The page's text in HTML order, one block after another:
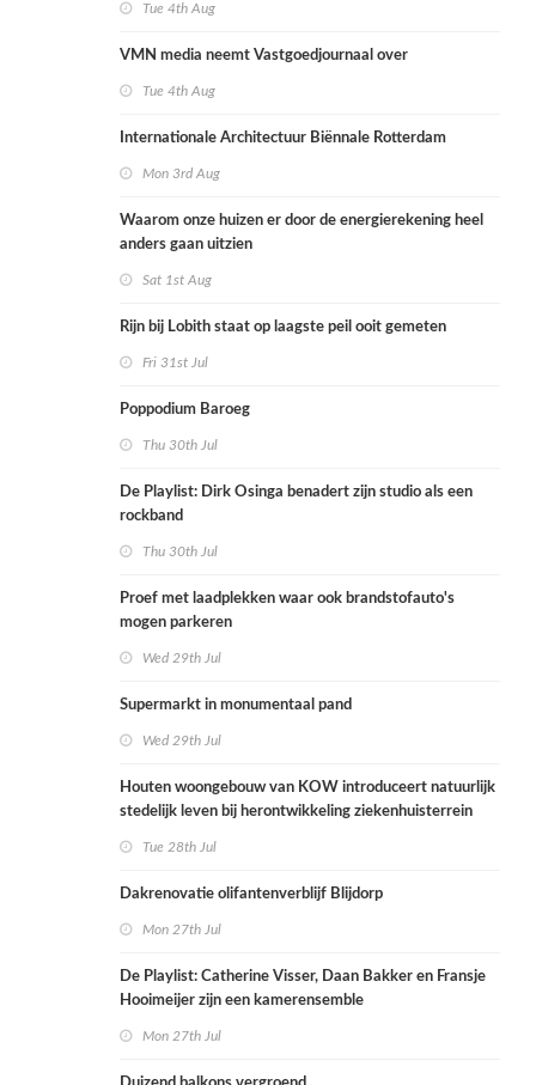
Tue 4th Aug
VMN media neemt Vastgoedjournaal over
Tue 4th Aug
Internationale Architectuur Biënnale Rotterdam
Mon 3rd Aug
Waarom onze huizen er door de energierekening heel
anders gaan uitzien
Sat 1st Aug
Rijn bij Lobith staat op laagste peil ooit gemeten
Fri 31st Jul
Poppodium Baroeg
Thu 30th Jul
De Playlist: Dirk Osinga benadert zijn studio als een
rockband
Thu 30th Jul
Proef met laadplekken waar ook brandstofauto's
mogen parkeren
Wed 29th Jul
Supermarkt in monumentaal pand
Wed 29th Jul
Houten woongebouw van KOW introduceert natuurlijk
stedelijk leven bij herontwikkeling ziekenhuisterrein
Tue 28th Jul
Dakrenovatie olifantenverblijf Blijdorp
Mon 27th Jul
De Playlist: Catherine Visser, Daan Bakker en Fransje
Hooimeijer zijn een kamerensemble
Mon 27th Jul